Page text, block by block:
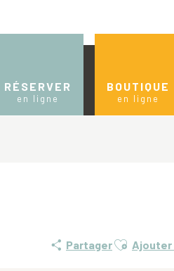
RÉSERVER
en ligne
BOUTIQUE
en ligne
PartagerAjouterAjouter